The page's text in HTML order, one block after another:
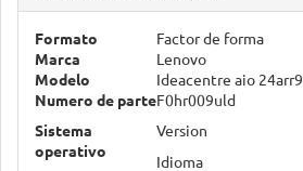
Formato Factor de forma
Marca
Lenovo
Modelo
Ideacentre aio 24arr9
Numero de parteF0hr009uld
Sistema
operativo
Version
Idioma